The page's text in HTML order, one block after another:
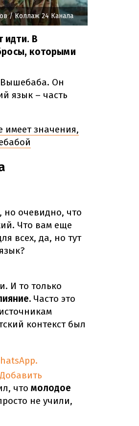
/ Коллаж 24 Канала
идти. В
которыми
Вышебаба. Он
язык – часть
имеет значения,
но очевидно, что
Что вам еще
всех, да, но тут
И то только
Часто это
контекст был
Добавить
что молодое
не учили,